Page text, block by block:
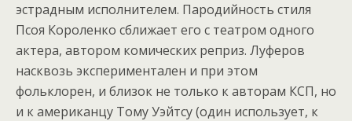
эстрадным исполнителем. Пародийность стиля
Псоя Короленко сближает его с театром одного
актера, автором комических реприз. Луферов
насквозь экспериментален и при этом
фольклорен, и близок не только к авторам КСП, но
и к американцу Тому Уэйтсу (один использует, к